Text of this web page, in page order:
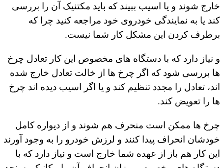
خارج شوند و یا اسیب ببیند که باید مکتنیک آن را بررسی
کند یا به نمایندگی خودروی خود مراجعه کنید چرا که
برطرف کردن این مشکل کار شما نیست.
و نیاز دارد که با دستگاه های مخصوص این کار تعادل چرخ
ها بررسی شود که اگر چرخ ها از خالت تعادل خارج شده
اند، تعادل را مجدد تنظیم کند و یا اگر اسیب دیده اند چرخ
ها را تعویض کند.
چرخ ها ممکن است منحرف هم شوند و از دیواره کامل
خودشان انحراف پیدا کنند و لرزش خودرو را به وجود آورند
این کار هم باز از عهده شما خارج است و نیاز دارد که با